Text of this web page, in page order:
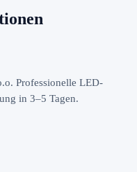
Professionelle LED-
in 3–5 Tagen.